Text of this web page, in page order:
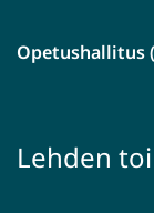
Opetushallitus
Lehden